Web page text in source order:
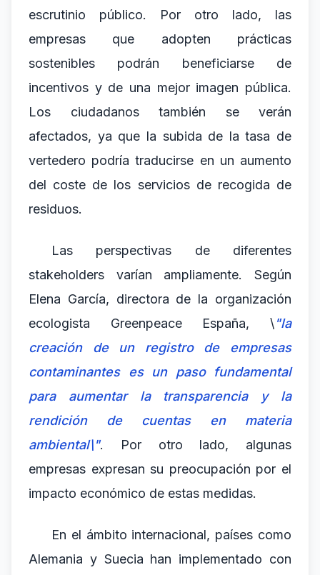
escrutinio público. Por otro lado, las
empresas que adopten prácticas
sostenibles podrán beneficiarse de
incentivos y de una mejor imagen pública.
Los ciudadanos también se verán
afectados, ya que la subida de la tasa de
vertedero podría traducirse en un aumento
del coste de los servicios de recogida de
residuos.
Las perspectivas de diferentes
stakeholders varían ampliamente. Según
Elena García, directora de la organización
ecologista Greenpeace España, \"la
creación de un registro de empresas
contaminantes es un paso fundamental
para aumentar la transparencia y la
rendición de cuentas en materia
ambiental\". Por otro lado, algunas
empresas expresan su preocupación por el
impacto económico de estas medidas.
En el ámbito internacional, países como
Alemania y Suecia han implementado con